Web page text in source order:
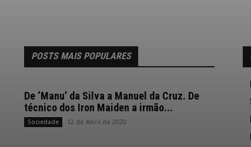
POSTS MAIS POPULARES
De ‘Manu’ da Silva a Manuel da Cruz. De
técnico dos Iron Maiden a irmão...
Sociedade 12 de Abril de 2020